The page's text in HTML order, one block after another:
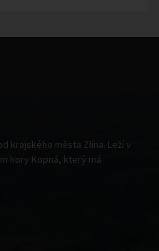
krajského města Zlína. Leží v
hory Kopná, který má